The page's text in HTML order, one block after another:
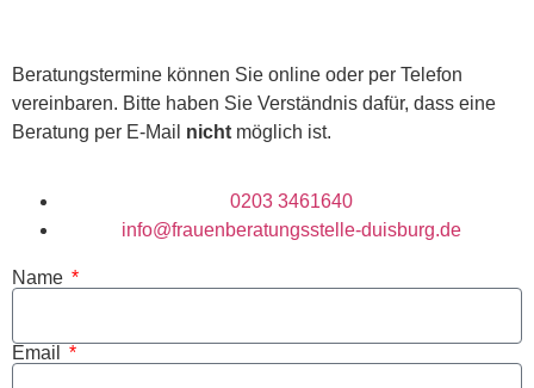
Beratungstermine können Sie online oder per Telefon
vereinbaren. Bitte haben Sie Verständnis dafür, dass eine
Beratung per E-Mail nicht möglich ist.
0203 3461640
info@frauenberatungsstelle-duisburg.de
Name
Email